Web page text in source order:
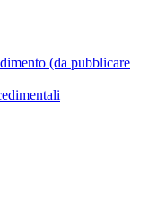
(da pubblicare